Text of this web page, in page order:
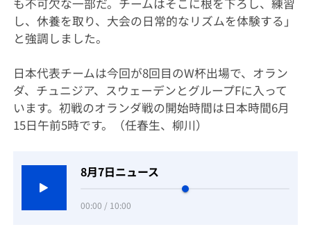
も不可欠な一部だ。チームはそこに根を下ろし、練習
し、休養を取り、大会の日常的なリズムを体験する」
と強調しました。
日本代表チームは今回が8回目のW杯出場で、オラン
ダ、チュニジア、スウェーデンとグループFに入って
います。初戦のオランダ戦の開始時間は日本時間6月
15日午前5時です。（任春生、柳川）
8月7日ニュース
00:00 / 10:00